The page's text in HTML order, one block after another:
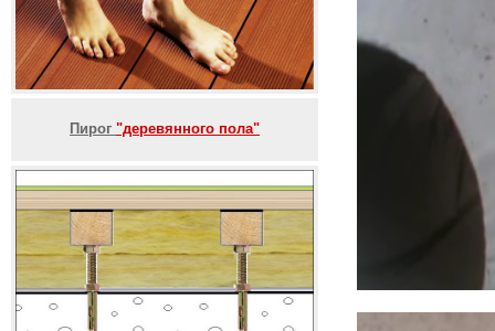
Пирог "деревянного пола"